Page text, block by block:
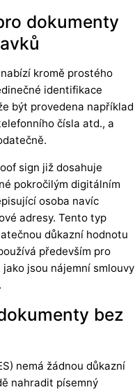
dokumenty
kromě prostého
identifikace
být provedena například
čísla atd., a
sign již dosahuje
pokročilým digitálním
osoba navíc
adresy. Tento typ
důkazní hodnotu
především pro
jsou nájemní smlouvy
bez
nemá žádnou důkazní
nahradit písemný